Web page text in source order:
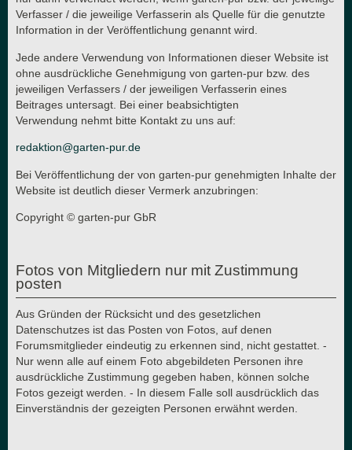
Verfasser / die jeweilige Verfasserin als Quelle für die genutzte
Information in der Veröffentlichung genannt wird.
Jede andere Verwendung von Informationen dieser Website ist
ohne ausdrückliche Genehmigung von garten-pur bzw. des
jeweiligen Verfassers / der jeweiligen Verfasserin eines
Beitrages untersagt. Bei einer beabsichtigten
Verwendung nehmt bitte Kontakt zu uns auf:
redaktion@garten-pur.de
Bei Veröffentlichung der von garten-pur genehmigten Inhalte der
Website ist deutlich dieser Vermerk anzubringen:
Copyright © garten-pur GbR
Fotos von Mitgliedern nur mit Zustimmung
posten
Aus Gründen der Rücksicht und des gesetzlichen
Datenschutzes ist das Posten von Fotos, auf denen
Forumsmitglieder eindeutig zu erkennen sind, nicht gestattet. -
Nur wenn alle auf einem Foto abgebildeten Personen ihre
ausdrückliche Zustimmung gegeben haben, können solche
Fotos gezeigt werden. - In diesem Falle soll ausdrücklich das
Einverständnis der gezeigten Personen erwähnt werden.